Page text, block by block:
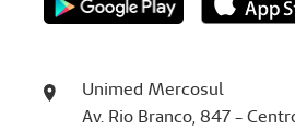
Unimed Mercosul
Av. Rio Branco, 847 -